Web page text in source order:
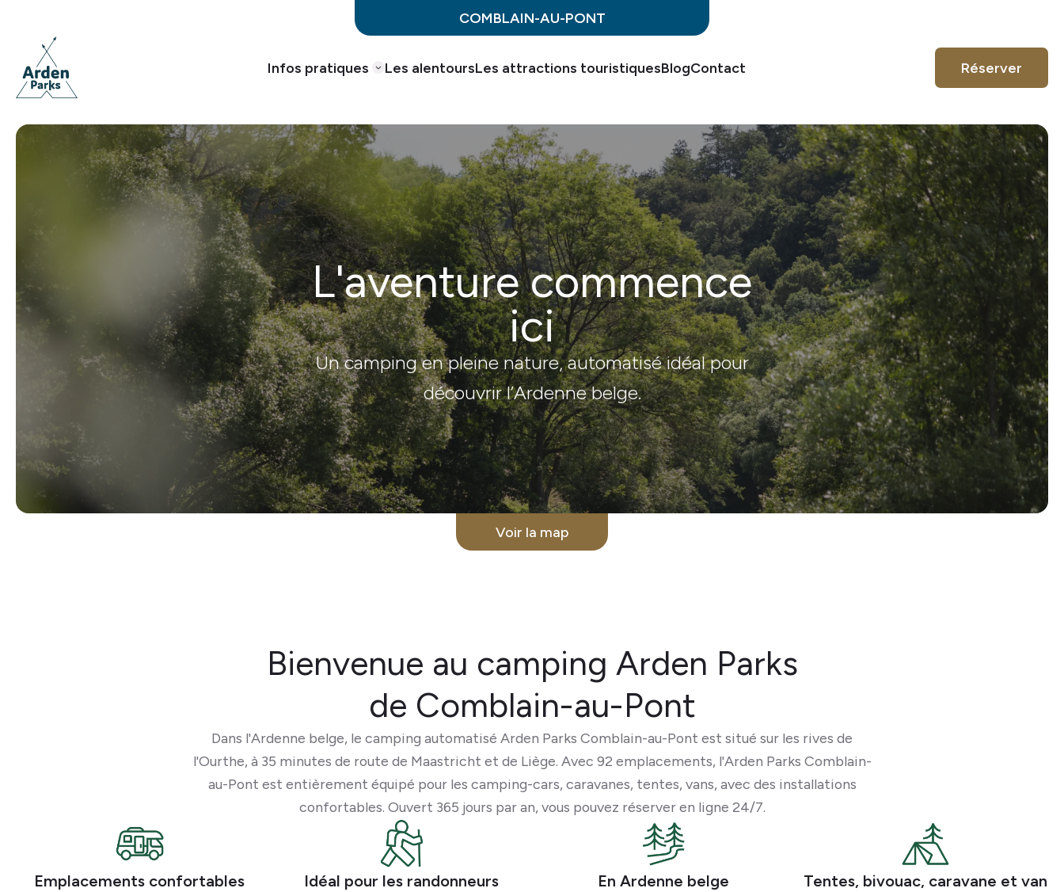
COMBLAIN-AU-PONT
Infos pratiques Les alentoursLes attractions touristiquesBlogContact Réserver
L'aventure commence
ici
Un camping en pleine nature, automatisé idéal pour
découvrir l’Ardenne belge.
Voir la map
Bienvenue au camping Arden Parks
de Comblain-au-Pont
Dans l'Ardenne belge, le camping automatisé Arden Parks Comblain-au-Pont est situé sur les rives de
l'Ourthe, à 35 minutes de route de Maastricht et de Liège. Avec 92 emplacements, l'Arden Parks Comblain-
au-Pont est entièrement équipé pour les camping-cars, caravanes, tentes, vans, avec des installations
confortables. Ouvert 365 jours par an, vous pouvez réserver en ligne 24/7.
Emplacements confortables
Idéal pour les randonneurs
En Ardenne belge
Tentes, bivouac, caravane et van